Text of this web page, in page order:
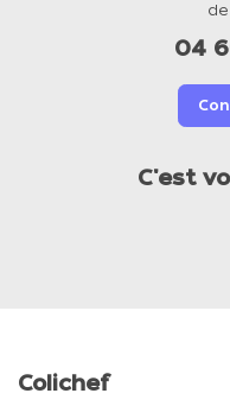
04
C'est
Colichef